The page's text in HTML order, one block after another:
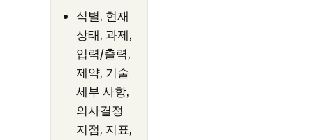
식별, 현재
상태, 과제,
입력/출력,
제약, 기술
세부 사항,
의사결정
지점, 지표,